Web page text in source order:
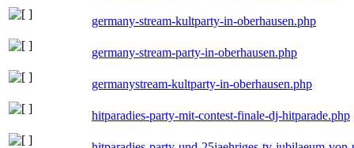
germany-stream-kultparty-in-oberhausen.php
germany-stream-party-in-oberhausen.php
germanystream-kultparty-in-oberhausen.php
hitparadies-party-mit-contest-finale-dj-hitparade.php